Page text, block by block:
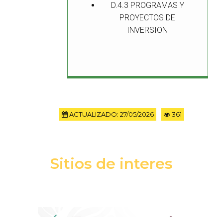
D.4.3 PROGRAMAS Y
PROYECTOS DE
INVERSION
ACTUALIZADO: 27/05/2026 361
Sitios de interes